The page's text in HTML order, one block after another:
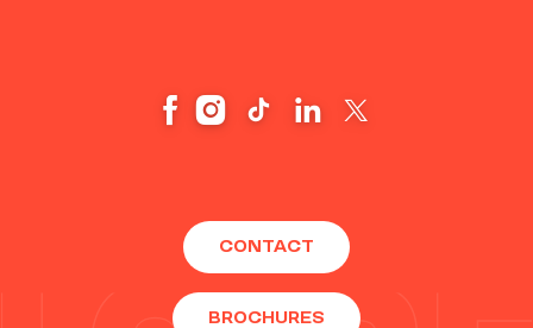
CONTACT
BROCHURES